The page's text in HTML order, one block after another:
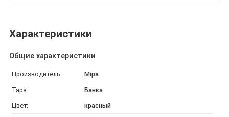
Характеристики
Общие характеристики
Производитель: Mipa
Тара: Банка
Цвет: красный